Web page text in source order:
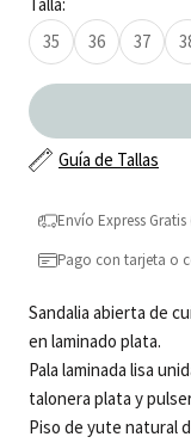
Talla:
35
36 37
Guía de Tallas
Envío Express
Pago con tarjeta o
Sandalia abierta de
en laminado plata.
Pala laminada lisa
talonera plata y
Piso de yute natural